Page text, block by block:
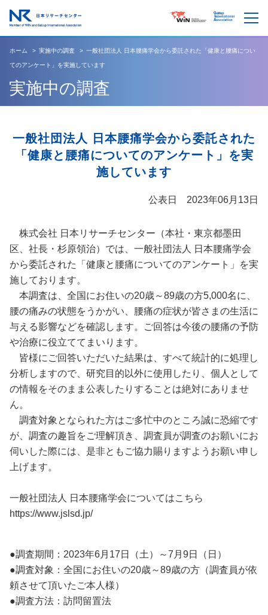
ホーム 実施中の調査 一般社団法人 日本腰痛学会から委託された「健康と腰痛につい
てのアンケート」を実施しています
実施中の調査
一般社団法人 日本腰痛学会から委託された
「健康と腰痛についてのアンケート」を実
施しています
公表日 2023年06月13日
株式会社 日本リサーチセンター（本社・東京都墨田
区、社長・杉原領治）では、一般社団法人 日本腰痛学会
から委託された「健康と腰痛についてのアンケート」を実
施しております。
本調査は、全国にお住いの20歳～89歳の方5,000名に、
腰の痛みの状態をうかがい、腰痛の症状が皆さまの生活に
与える影響などを確認します。ご回答は今後の腰痛の予防
や治療に役立ててまいります。
皆様にご回答いただいた結果は、すべて統計的に処理し
分析しますので、研究目的以外に使用したり、個人として
の情報をそのまま公表したりすることは絶対にありませ
ん。
調査対象となられた方はご多忙中のところ誠に恐縮です
が、調査の趣旨をご理解頂き、調査員が調査のお願いにお
伺いした際には、是非ともご協力賜りますようお願い申し
上げます。
一般社団法人 日本腰痛学会についてはこちら
https://www.jslsd.jp/
●調査期間：2023年6月17日（土）～7月9日（日）
●調査対象：全国にお住いの20歳～89歳の方（調査員が依
頼させて頂いたご本人様）
●調査方法：訪問留置法